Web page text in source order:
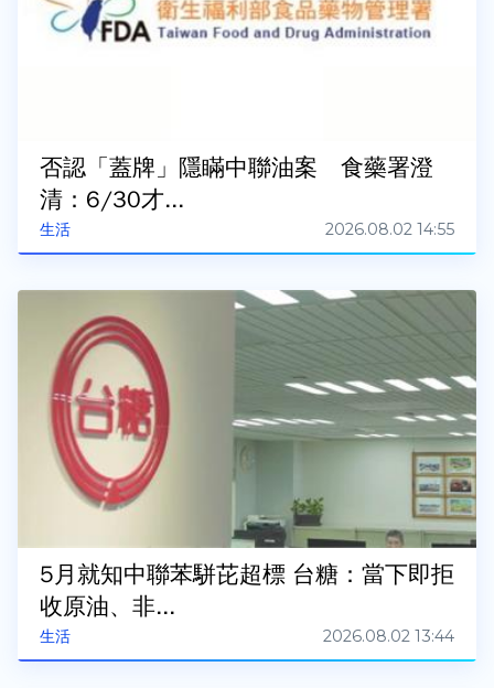
生活
否認「蓋牌」隱瞞中聯油案 食藥署澄
清：6/30才...
2026.08.02 14:55
生活
5月就知中聯苯駢芘超標 台糖：當下即拒
收原油、非...
2026.08.02 13:44